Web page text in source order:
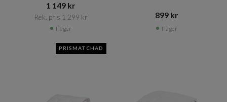
1 149 kr​​
Rek. pris 1 299 kr​​
I lager
899 kr​​
I lager
PRISMATCHAD